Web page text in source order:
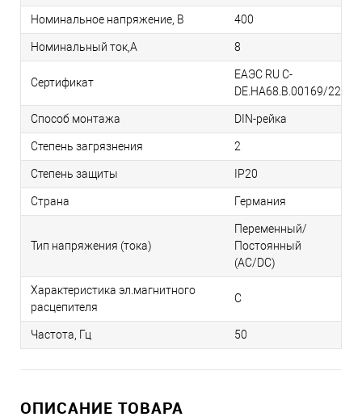
Номинальное напряжение, В 400
Номинальный ток,А 8
Сертификат
ЕАЭС RU С-
DE.НА68.В.00169/22
Способ монтажа DIN-рейка
Степень загрязнения 2
Степень защиты IP20
Страна Германия
Тип напряжения (тока)
Переменный/
Постоянный
(AC/DC)
Характеристика эл.магнитного
расцепителя
C
Частота, Гц 50
ОПИСАНИЕ ТОВАРА